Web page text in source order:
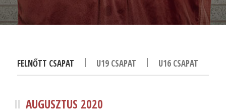
FELNŐTT CSAPAT | U19 CSAPAT | U16 CSAPAT
AUGUSZTUS 2020